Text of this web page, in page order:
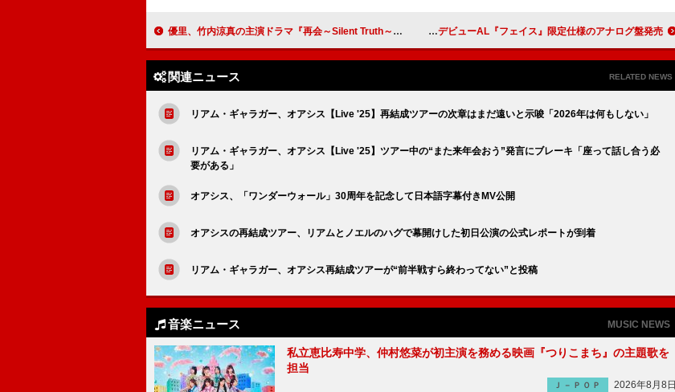
優里、竹内涼真の主演ドラマ『再会～Silent Truth～』主題歌を担当 故ジョージ・マイケル、ソロ・デビューAL『フェイス』限定仕様のアナログ盤発売
関連ニュース RELATED NEWS
リアム・ギャラガー、オアシス【Live '25】再結成ツアーの次章はまだ遠いと示唆「2026年は何もしない」
リアム・ギャラガー、オアシス【Live '25】ツアー中の“また来年会おう”発言にブレーキ「座って話し合う必
要がある」
オアシス、「ワンダーウォール」30周年を記念して日本語字幕付きMV公開
オアシスの再結成ツアー、リアムとノエルのハグで幕開けした初日公演の公式レポートが到着
リアム・ギャラガー、オアシス再結成ツアーが“前半戦すら終わってない”と投稿
音楽ニュース MUSIC NEWS
私立恵比寿中学、仲村悠菜が初主演を務める映画『つりこまち』の主題歌を
担当
Ｊ－ＰＯＰ
2026年8月8日